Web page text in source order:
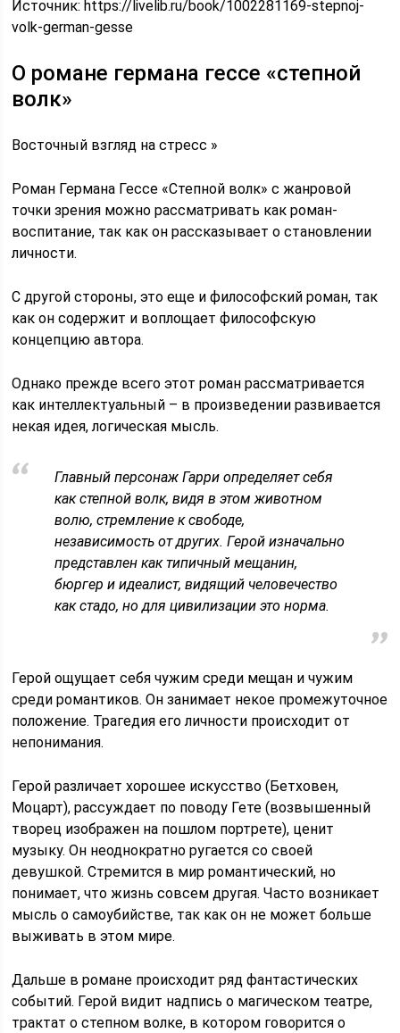
Источник: https://livelib.ru/book/1002281169-stepnoj-
volk-german-gesse
О романе германа гессе «степной
волк»
Восточный взгляд на стресс »
Роман Германа Гессе «Степной волк» с жанровой
точки зрения можно рассматривать как роман-
воспитание, так как он рассказывает о становлении
личности.
С другой стороны, это еще и философский роман, так
как он содержит и воплощает философскую
концепцию автора.
Однако прежде всего этот роман рассматривается
как интеллектуальный – в произведении развивается
некая идея, логическая мысль.
Главный персонаж Гарри определяет себя
как степной волк, видя в этом животном
волю, стремление к свободе,
независимость от других. Герой изначально
представлен как типичный мещанин,
бюргер и идеалист, видящий человечество
как стадо, но для цивилизации это норма.
Герой ощущает себя чужим среди мещан и чужим
среди романтиков. Он занимает некое промежуточное
положение. Трагедия его личности происходит от
непонимания.
Герой различает хорошее искусство (Бетховен,
Моцарт), рассуждает по поводу Гете (возвышенный
творец изображен на пошлом портрете), ценит
музыку. Он неоднократно ругается со своей
девушкой. Стремится в мир романтический, но
понимает, что жизнь совсем другая. Часто возникает
мысль о самоубийстве, так как он не может больше
выживать в этом мире.
Дальше в романе происходит ряд фантастических
событий. Герой видит надпись о магическом театре,
трактат о степном волке, в котором говорится о